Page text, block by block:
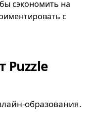
сэкономить на
с
Puzzle
образования.